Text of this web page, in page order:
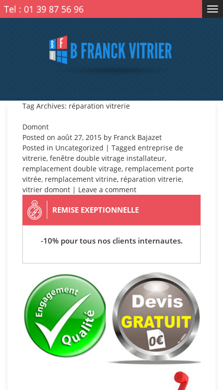
Tel : 01 39 87 56 96
Tag Archives: réparation vitrerie
Domont
Posted on août 27, 2015 by Franck Bajazet
Posted in Uncategorized | Tagged entreprise de
vitrerie, fenêtre double vitrage installateur,
remplacement double vitrage, remplacement porte
vitrée, remplacement vitrine, réparation vitrerie,
vitrier domont | Leave a comment
REMISE EXEPTIONNELLE
-10% pour tous nos clients internautes.